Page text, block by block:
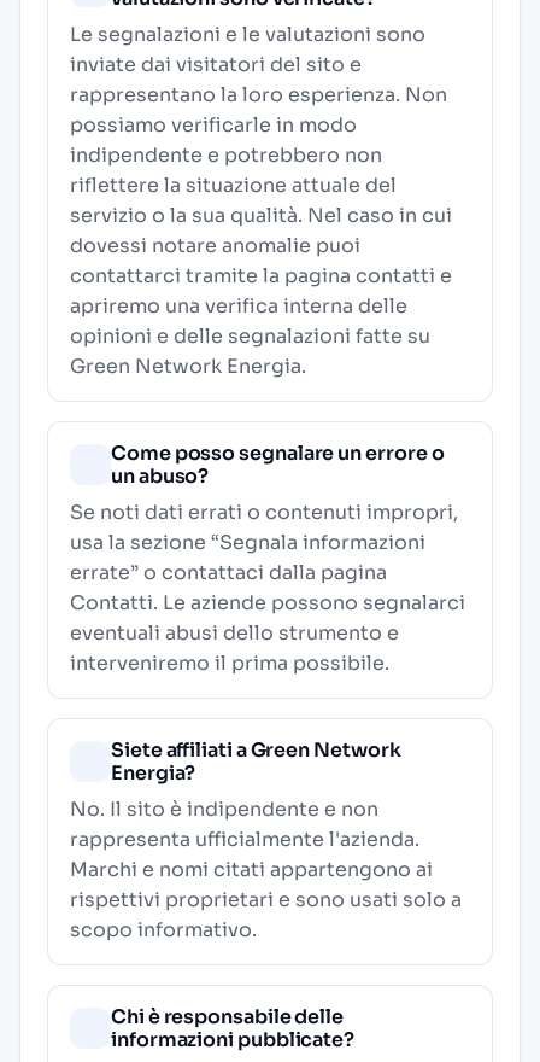
Le segnalazioni e le valutazioni sono
inviate dai visitatori del sito e
rappresentano la loro esperienza. Non
possiamo verificarle in modo
indipendente e potrebbero non
riflettere la situazione attuale del
servizio o la sua qualità. Nel caso in cui
dovessi notare anomalie puoi
contattarci tramite la pagina contatti e
apriremo una verifica interna delle
opinioni e delle segnalazioni fatte su
Green Network Energia.
Come posso segnalare un errore o
un abuso?
Se noti dati errati o contenuti impropri,
usa la sezione “Segnala informazioni
errate” o contattaci dalla pagina
Contatti. Le aziende possono segnalarci
eventuali abusi dello strumento e
interveniremo il prima possibile.
Siete affiliati a Green Network
Energia?
No. Il sito è indipendente e non
rappresenta ufficialmente l'azienda.
Marchi e nomi citati appartengono ai
rispettivi proprietari e sono usati solo a
scopo informativo.
Chi è responsabile delle
informazioni pubblicate?